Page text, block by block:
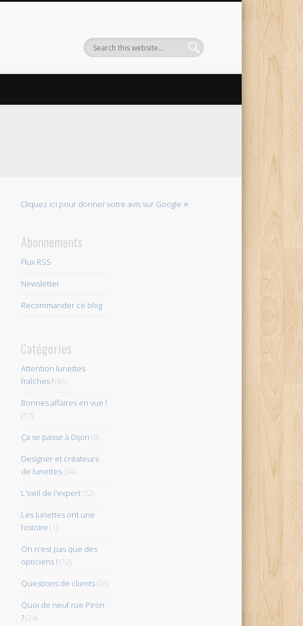
Cliquez ici pour donner votre avis sur Google ⭐
Abonnements
Flux RSS
Newsletter
Recommander ce blog
Catégories
Attention lunettes
fraîches ! (81)
Bonnes affaires en vue !
(17)
Ça se passe à Dijon (8)
Designer et créateurs
de lunettes(34)
L'oeil de l'expert(52)
Les lunettes ont une
histoire (1)
On n'est pas que des
opticiens ! (12)
Questions de clients(26)
Quoi de neuf rue Piron
?(24)